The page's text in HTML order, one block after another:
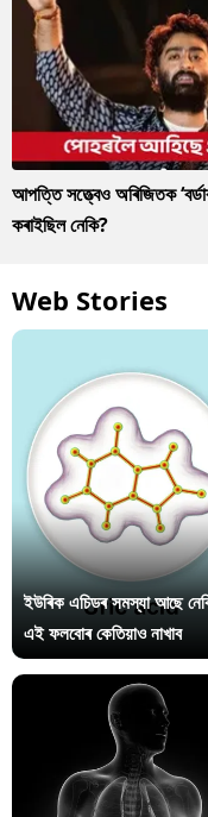
আপত্তি সত্ত্বেও অৰিজিতক
কৰাইছিল নেকি?
Web Stories
ইউৰিক এচিডৰ সমস্যা আছে
এই ফলবোৰ কেতিয়াও নাখাব